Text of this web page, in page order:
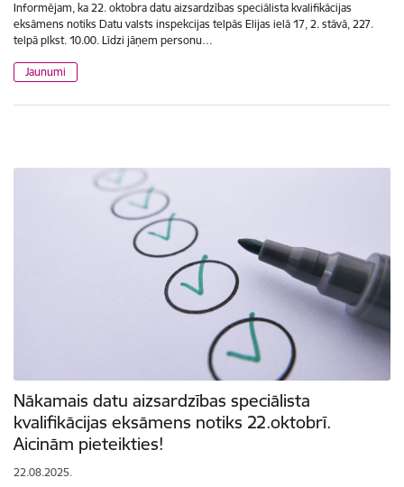
Informējam, ka 22. oktobra datu aizsardzības speciālista kvalifikācijas
eksāmens notiks Datu valsts inspekcijas telpās Elijas ielā 17, 2. stāvā, 227.
telpā plkst. 10.00. Līdzi jāņem personu…
Jaunumi
Nākamais datu aizsardzības speciālista
kvalifikācijas eksāmens notiks 22.oktobrī.
Aicinām pieteikties!
22.08.2025.